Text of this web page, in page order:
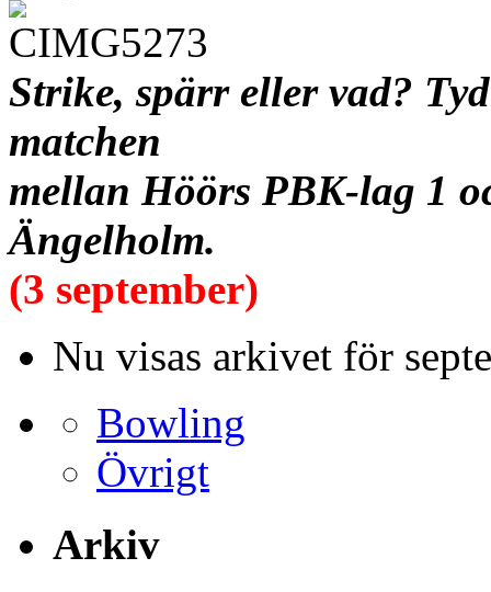
Strike, spärr eller vad?
matchen
mellan Höörs PBK-lag 1
Ängelholm.
(3 september)
Nu visas arkivet för
Bowling
Övrigt
Arkiv